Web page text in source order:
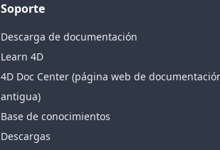
Soporte
Descarga de documentación
Learn 4D
4D Doc Center (página web de
antigua)
Base de conocimientos
Descargas